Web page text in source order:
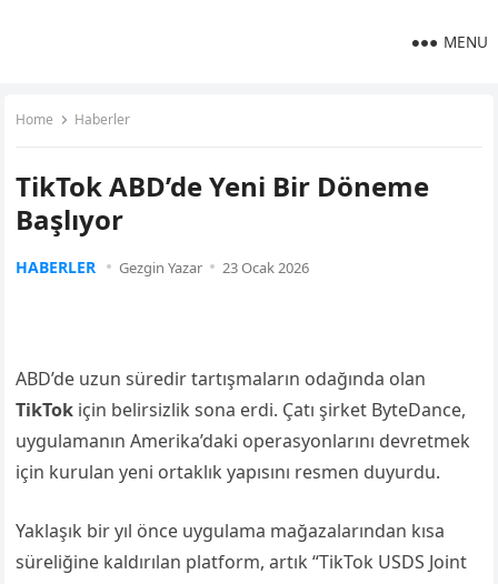
MENU
Home Haberler
TikTok ABD’de Yeni Bir Döneme
Başlıyor
HABERLER Gezgin Yazar 23 Ocak 2026
ABD’de uzun süredir tartışmaların odağında olan
TikTok için belirsizlik sona erdi. Çatı şirket ByteDance,
uygulamanın Amerika’daki operasyonlarını devretmek
için kurulan yeni ortaklık yapısını resmen duyurdu.
Yaklaşık bir yıl önce uygulama mağazalarından kısa
süreliğine kaldırılan platform, artık “TikTok USDS Joint